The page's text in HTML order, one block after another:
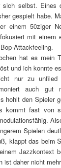
sich selbst. Eines
gespielt habe.
einem 50ziger
mit einem
Attackfeeling.
hat es mein
und ich konnte
nur zu unfiled
auch gut
hohlt den Spieler
kommt fast von
Spielen
klappt das beim
Jazzkontext
ist daher nicht